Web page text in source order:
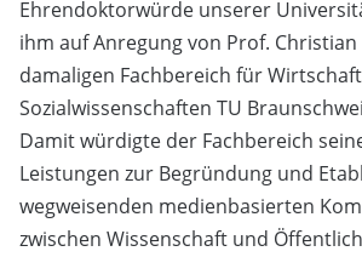
Ehrendoktorwürde unserer
ihm auf Anregung von Prof.
damaligen Fachbereich für
Sozialwissenschaften TU
Damit würdigte der Fachbereich
Leistungen zur Begründung und
wegweisenden medienbasierten
zwischen Wissenschaft und